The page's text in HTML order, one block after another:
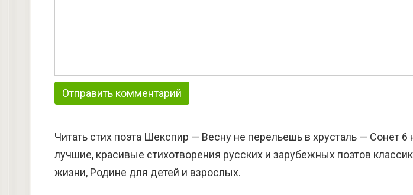
Читать стих поэта Шекспир — Весну не перельешь в хрусталь — Сонет 6
лучшие, красивые стихотворения русских и зарубежных поэтов
жизни, Родине для детей и взрослых.